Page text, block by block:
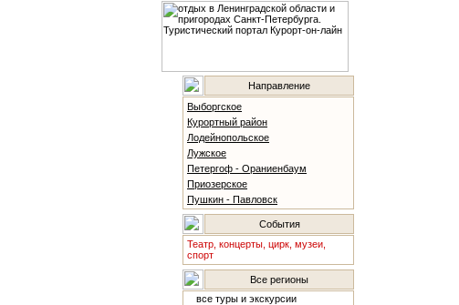
Направление
Выборгское
Курортный район
Лодейнопольское
Лужское
Петергоф - Ораниенбаум
Приозерское
Пушкин - Павловск
События
Театр, концерты, цирк, музеи,
спорт
Все регионы
все туры и экскурсии